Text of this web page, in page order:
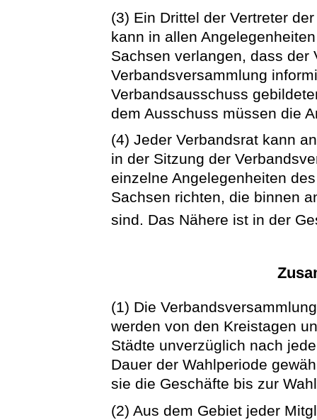
(3) Ein Drittel der Vertreter
kann in allen
Sachsen verlangen, dass der
Verbandsversammlung
Verbandsausschuss
dem Ausschuss müssen die
(4) Jeder Verbandsrat kann
in der Sitzung der
einzelne Angelegenheiten
Sachsen richten, die binnen
sind. Das Nähere ist in der
(1) Die
werden von den Kreistagen
Städte unverzüglich nach
Dauer der Wahlperiode
sie die Geschäfte bis zur
(2) Aus dem Gebiet jeder